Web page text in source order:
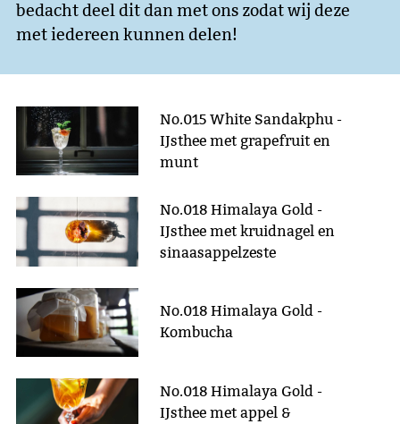
bedacht deel dit dan met ons zodat wij deze
met iedereen kunnen delen!
No.015 White Sandakphu -
IJsthee met grapefruit en
munt
No.018 Himalaya Gold -
IJsthee met kruidnagel en
sinaasappelzeste
No.018 Himalaya Gold -
Kombucha
No.018 Himalaya Gold -
IJsthee met appel &